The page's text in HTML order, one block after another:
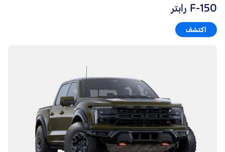
F-150 رابتر
اكتشف